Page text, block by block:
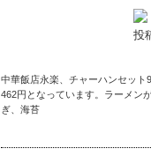
投
中華飯店永楽、チャーハンセット
462円となっています。ラーメン
ぎ、海苔